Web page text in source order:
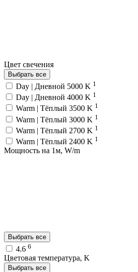
Цвет свечения
Выбрать все
Day | Дневной 5000 K 1
Day | Дневной 4000 K 1
Warm | Тёплый 3500 K 1
Warm | Тёплый 3000 K 1
Warm | Тёплый 2700 K 1
Warm | Тёплый 2400 K 1
Мощность на 1м, W/m
Выбрать все
4.6 6
Цветовая температура, K
Выбрать все